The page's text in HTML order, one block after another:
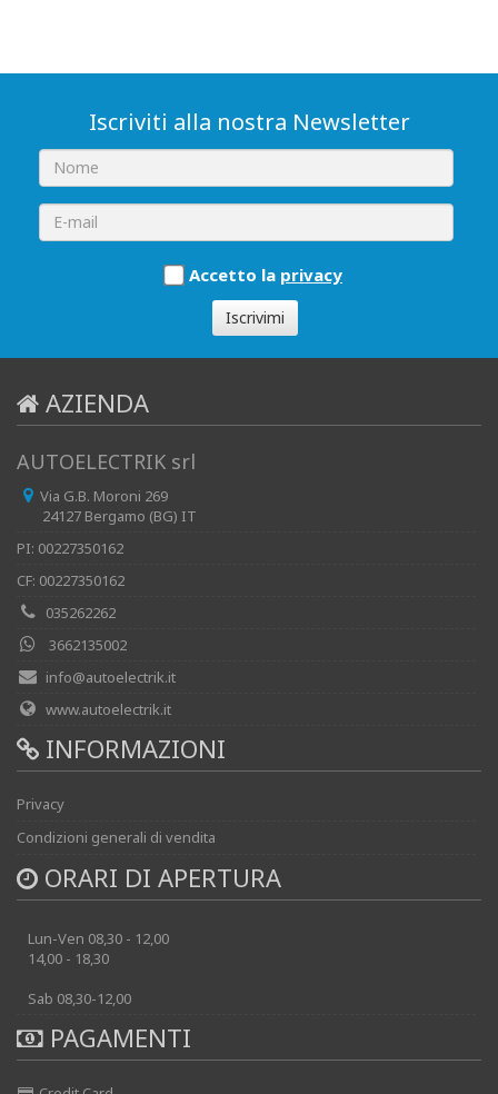
Iscriviti alla nostra Newsletter
Accetto la privacy
Iscrivimi
AZIENDA
AUTOELECTRIK srl
Via G.B. Moroni 269
24127 Bergamo (BG) IT
PI: 00227350162
CF: 00227350162
035262262
3662135002
info@autoelectrik.it
www.autoelectrik.it
INFORMAZIONI
Privacy
Condizioni generali di vendita
ORARI DI APERTURA
Lun-Ven 08,30 - 12,00
14,00 - 18,30
Sab 08,30-12,00
PAGAMENTI